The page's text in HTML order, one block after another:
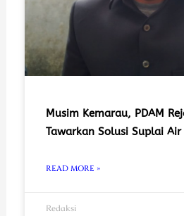
Musim Kemarau, PDAM
Tawarkan Solusi Suplai Air
READ MORE »
Redaksi